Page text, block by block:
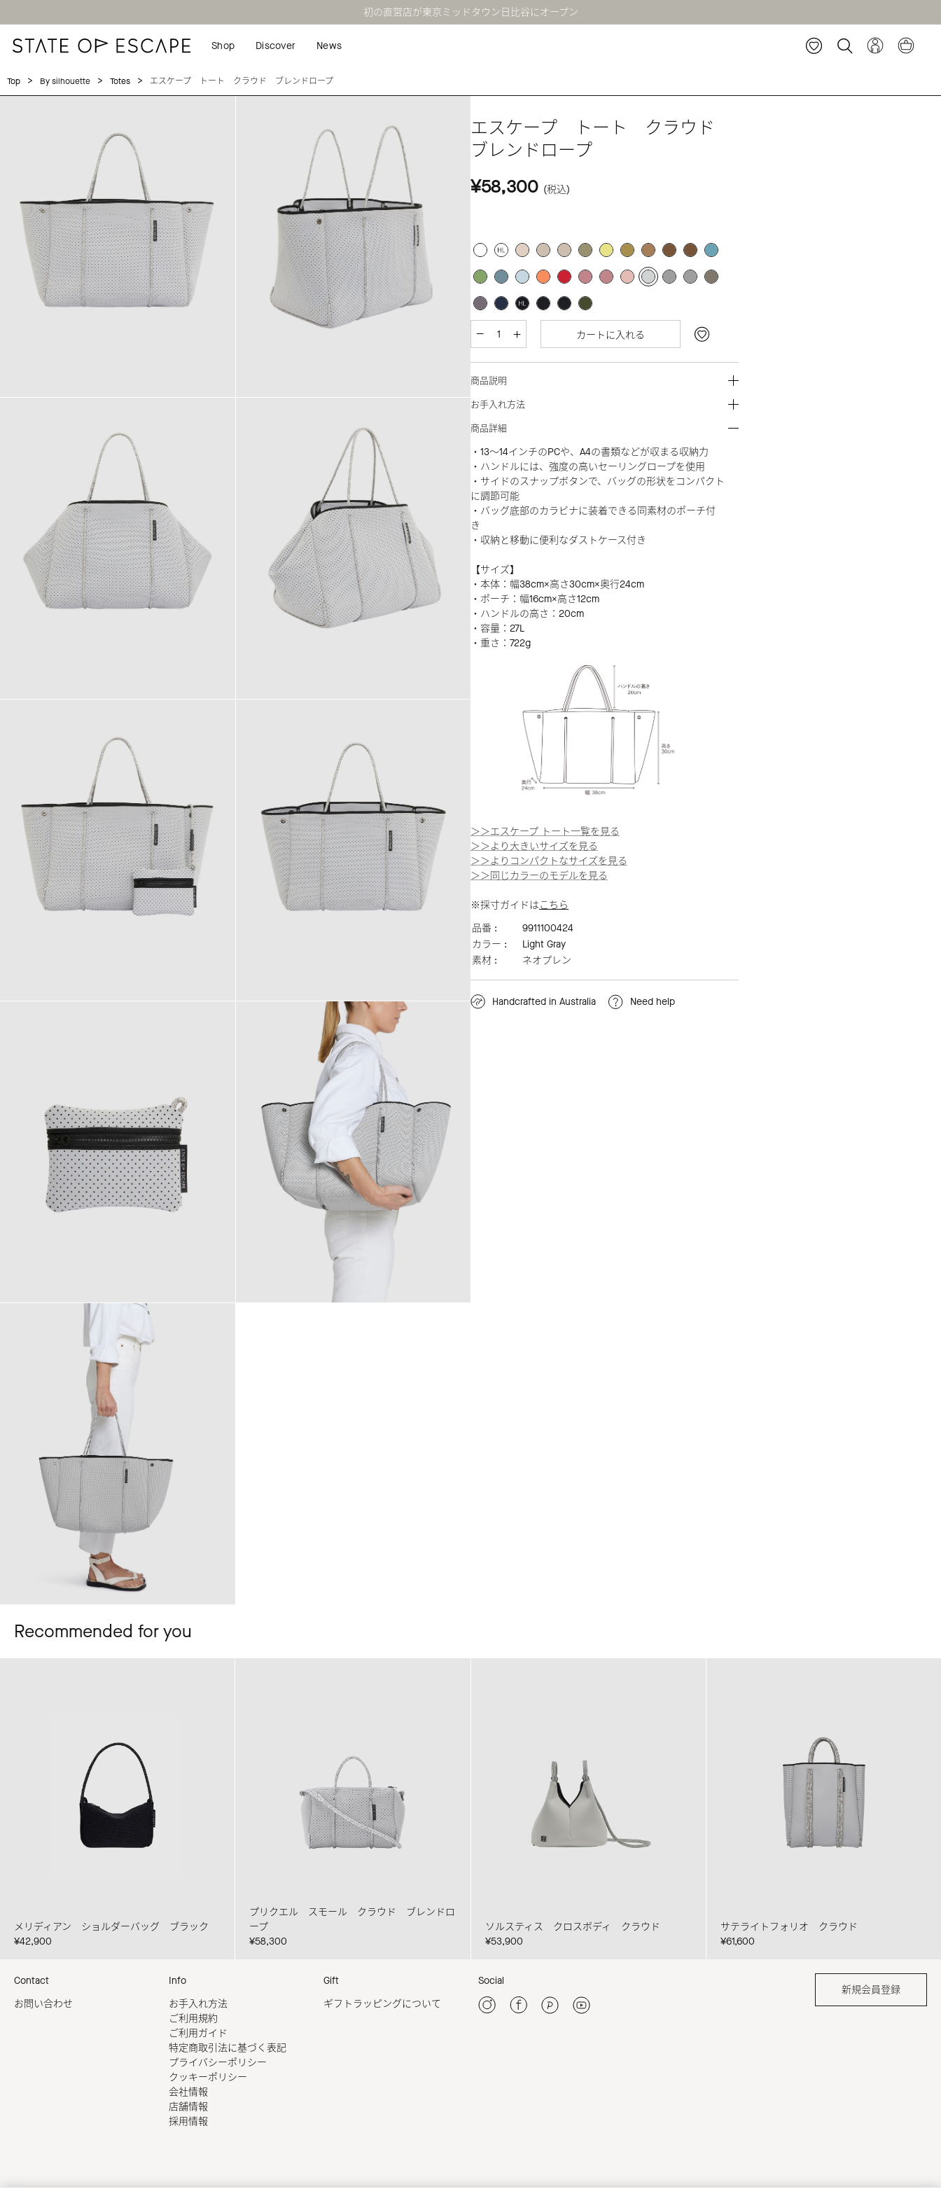
初の直営店が東京ミッドタウン日比谷にオープン
Shop Discover News
Top > By silhouette > Totes > エスケープ トート クラウド ブレンドロープ
エスケープ トート クラウド
ブレンドロープ
¥58,300 (税込)
カートに入れる
商品説明
お手入れ方法
商品詳細
・13～14インチのPCや、A4の書類などが収まる収納力
・ハンドルには、強度の高いセーリングロープを使用
・サイドのスナップボタンで、バッグの形状をコンパクト
に調節可能
・バッグ底部のカラビナに装着できる同素材のポーチ付
き
・収納と移動に便利なダストケース付き
【サイズ】
・本体：幅38cm×高さ30cm×奥行24cm
・ポーチ：幅16cm×高さ12cm
・ハンドルの高さ：20cm
・容量：27L
・重さ：722g
＞＞エスケープ トート一覧を見る
＞＞より大きいサイズを見る
＞＞よりコンパクトなサイズを見る
＞＞同じカラーのモデルを見る
※採寸ガイドはこちら
品番 :
9911100424
カラー :
Light Gray
素材 :
ネオプレン
Handcrafted in Australia Need help
Recommended for you
メリディアン ショルダーバッグ ブラック
¥42,900
プリクエル スモール クラウド ブレンドロ
ープ
¥58,300
ソルスティス クロスボディ クラウド
¥53,900
サテライトフォリオ クラウド
¥61,600
Contact
お問い合わせ
Info
お手入れ方法
ご利用規約
ご利用ガイド
特定商取引法に基づく表記
プライバシーポリシー
クッキーポリシー
会社情報
店舗情報
採用情報
Gift
ギフトラッピングについて
Social
新規会員登録